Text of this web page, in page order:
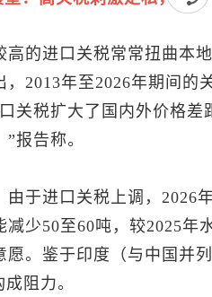
高的进口关税常常扭曲本
，2013年至2026年期间的
关税扩大了国内外价格
报告称。
由于进口关税上调，2026
减少50至60吨，较2025年
愿。鉴于印度（与中国并
阻力。